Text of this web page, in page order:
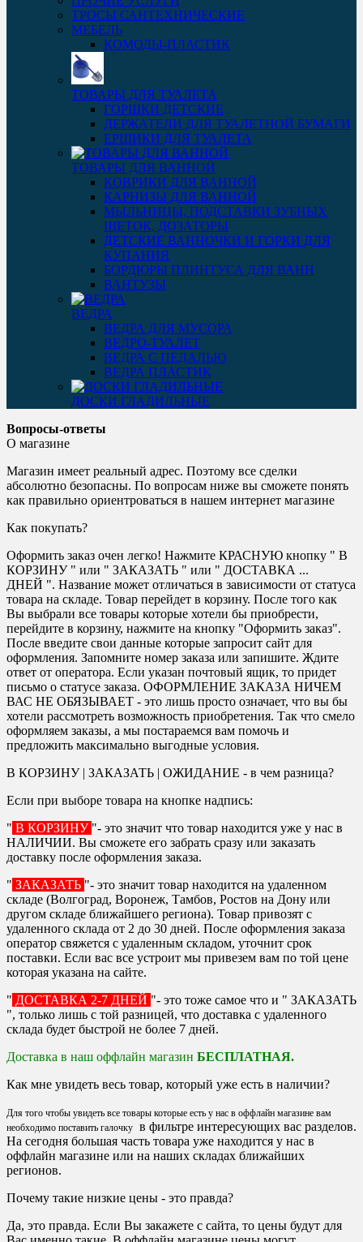
ТРОСЫ САНТЕХНИЧЕСКИЕ
МЕБЕЛЬ
КОМОДЫ-ПЛАСТИК
ТОВАРЫ ДЛЯ ТУАЛЕТА
ГОРШКИ ДЕТСКИЕ
ДЕРЖАТЕЛИ ДЛЯ ТУАЛЕТНОЙ БУМАГИ
ЕРШИКИ ДЛЯ ТУАЛЕТА
ТОВАРЫ ДЛЯ ВАННОЙ
КОВРИКИ ДЛЯ ВАННОЙ
КАРНИЗЫ ДЛЯ ВАННОЙ
МЫЛЬНИЦЫ, ПОДСТАВКИ ЗУБНЫХ
ЩЕТОК, ДОЗАТОРЫ
ДЕТСКИЕ ВАННОЧКИ И ГОРКИ ДЛЯ
КУПАНИЯ
БОРДЮРЫ ПЛИНТУСА ДЛЯ ВАНН
ВАНТУЗЫ
ВЕДРА
ВЕДРА ДЛЯ МУСОРА
ВЕДРО-ТУАЛЕТ
ВЕДРА С ПЕДАЛЬЮ
ВЕДРА ПЛАСТИК
ДОСКИ ГЛАДИЛЬНЫЕ
Вопросы-ответы
О магазине
Магазин имеет реальный адрес. Поэтому все сделки
абсолютно безопасны. По вопросам ниже вы сможете понять
как правильно ориентроваться в нашем интернет магазине
Как покупать?
Оформить заказ очен легко! Нажмите КРАСНУЮ кнопку " В
КОРЗИНУ " или " ЗАКАЗАТЬ " или " ДОСТАВКА ...
ДНЕЙ ". Название может отличаться в зависимости от статуса
товара на складе. Товар перейдет в корзину. После того как
Вы выбрали все товары которые хотели бы приобрести,
перейдите в корзину, нажмите на кнопку "Оформить заказ".
После введите свои данные которые запросит сайт для
оформления. Запомните номер заказа или запишите. Ждите
ответ от оператора. Если указан почтовый ящик, то придет
письмо о статусе заказа. ОФОРМЛЕНИЕ ЗАКАЗА НИЧЕМ
ВАС НЕ ОБЯЗЫВАЕТ - это лишь просто означает, что вы бы
хотели рассмотреть возможность приобретения. Так что смело
оформляем заказы, а мы постараемся вам помочь и
предложить максимально выгодные условия.
В КОРЗИНУ | ЗАКАЗАТЬ | ОЖИДАНИЕ - в чем разница?
Если при выборе товара на кнопке надпись:
" В КОРЗИНУ "- это значит что товар находится уже у нас в
НАЛИЧИИ. Вы сможете его забрать сразу или заказать
доставку после оформления заказа.
" ЗАКАЗАТЬ "- это значит товар находится на удаленном
складе (Волгоград, Воронеж, Тамбов, Ростов на Дону или
другом складе ближайшего региона). Товар привозят с
удаленного склада от 2 до 30 дней. После оформления заказа
оператор свяжется с удаленным складом, уточнит срок
поставки. Если вас все устроит мы привезем вам по той цене
которая указана на сайте.
" ДОСТАВКА 2-7 ДНЕЙ "- это тоже самое что и " ЗАКАЗАТЬ
", только лишь с той разницей, что доставка с удаленного
склада будет быстрой не более 7 дней.
Доставка в наш оффлайн магазин БЕСПЛАТНАЯ.
Как мне увидеть весь товар, который уже есть в наличии?
Для того чтобы увидеть все товары которые есть у нас в оффлайн магазине вам
необходимо поставить галочку в фильтре интересующих вас разделов.
На сегодня большая часть товара уже находится у нас в
оффлайн магазине или на наших складах ближайших
регионов.
Почему такие низкие цены - это правда?
Да, это правда. Если Вы закажете с сайта, то цены будут для